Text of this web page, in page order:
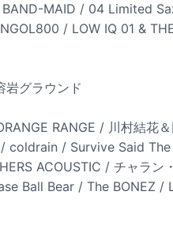
BAND-MAID / 04 Limited
/ LOW IQ 01 &
岩グラウンド
RANGE / 川村結花
coldrain / Survive Said
ACOUSTIC / チャラン
Ball Bear / The BONEZ /